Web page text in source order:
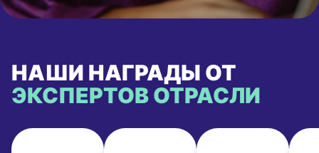
НАШИ НАГРАДЫ ОТ
ЭКСПЕРТОВ ОТРАСЛИ